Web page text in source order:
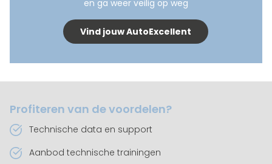
en ga weer veilig op weg
Vind jouw AutoExcellent
Profiteren van de voordelen?
Technische data en support
Aanbod technische trainingen